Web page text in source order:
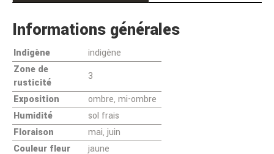
Informations générales
Indigène
indigène
Zone de
rusticité
3
Exposition
ombre, mi-ombre
Humidité
sol frais
Floraison
mai, juin
Couleur fleur
jaune